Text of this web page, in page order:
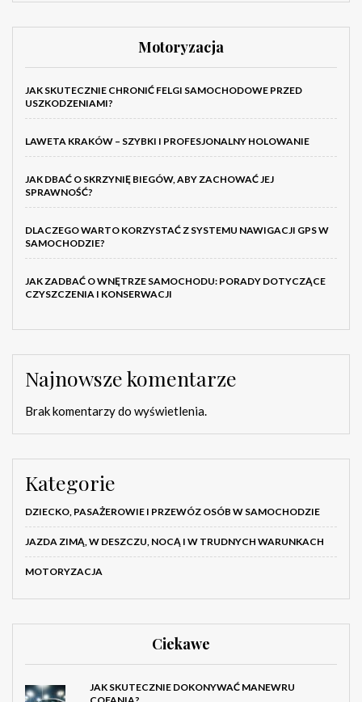
Motoryzacja
JAK SKUTECZNIE CHRONIĆ FELGI SAMOCHODOWE PRZED
USZKODZENIAMI?
LAWETA KRAKÓW – SZYBKI I PROFESJONALNY HOLOWANIE
JAK DBAĆ O SKRZYNIĘ BIEGÓW, ABY ZACHOWAĆ JEJ
SPRAWNOŚĆ?
DLACZEGO WARTO KORZYSTAĆ Z SYSTEMU NAWIGACJI GPS W
SAMOCHODZIE?
JAK ZADBAĆ O WNĘTRZE SAMOCHODU: PORADY DOTYCZĄCE
CZYSZCZENIA I KONSERWACJI
Najnowsze komentarze
Brak komentarzy do wyświetlenia.
Kategorie
DZIECKO, PASAŻEROWIE I PRZEWÓZ OSÓB W SAMOCHODZIE
JAZDA ZIMĄ, W DESZCZU, NOCĄ I W TRUDNYCH WARUNKACH
MOTORYZACJA
Ciekawe
JAK SKUTECZNIE DOKONYWAĆ MANEWRU